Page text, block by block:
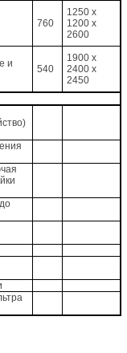
760
1250 х
1200 х
2600
и
540
1900 х
2400 х
2450